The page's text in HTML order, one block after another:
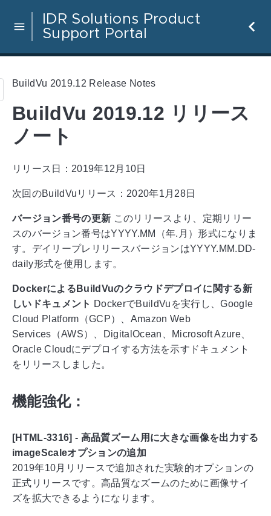
IDR Solutions Product
Support Portal
BuildVu 2019.12 Release Notes
BuildVu 2019.12 リリース
ノート
リリース日：2019年12月10日
次回のBuildVuリリース：2020年1月28日
バージョン番号の更新 このリリースより、定期リリー
スのバージョン番号はYYYY.MM（年.月）形式になりま
す。デイリープレリリースバージョンはYYYY.MM.DD-
daily形式を使用します。
DockerによるBuildVuのクラウドデプロイに関する新
しいドキュメント DockerでBuildVuを実行し、Google
Cloud Platform（GCP）、Amazon Web
Services（AWS）、DigitalOcean、Microsoft Azure、
Oracle Cloudにデプロイする方法を示すドキュメント
をリリースしました。
機能強化：
[HTML-3316] - 高品質ズーム用に大きな画像を出力する
imageScaleオプションの追加
2019年10月リリースで追加された実験的オプションの
正式リリースです。高品質なズームのために画像サイ
ズを拡大できるようになります。